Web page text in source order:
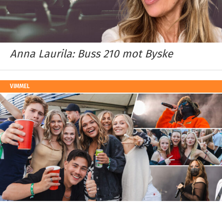
Anna Laurila: Buss 210 mot Byske
VIMMEL